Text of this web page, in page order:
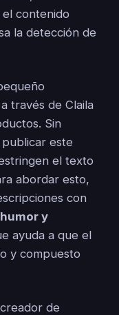
contenido
la detección de
través de Claila
Sin
este
el texto
abordar esto,
con
y
ayuda a que el
y compuesto
de